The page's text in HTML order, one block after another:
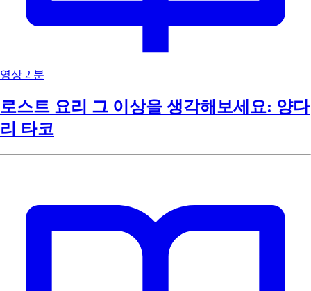
영상 2 분
로스트 요리 그 이상을 생각해보세요: 양다
리 타코